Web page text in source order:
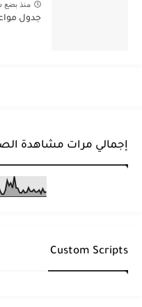
منذ بضع
جدول
إجمالي مرات مشاهدة
Custom Scripts